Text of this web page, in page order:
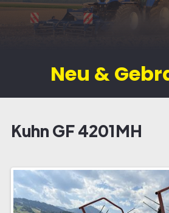
Neu &
Kuhn GF 4201MH